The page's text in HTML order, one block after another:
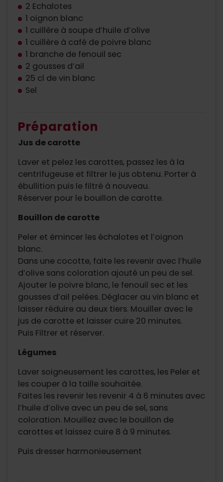
2 Echalotes
1 oignon blanc
1 cuillère à soupe d’huile d’olive
1 cuillère à café de poivre blanc
1 branche de fenouil sec
2 gousses d’ail
25 cl de vin blanc
Sel
Préparation
Jus de carotte
Laver et pelez les carottes, passez les à la
centrifugeuse et filtrer le jus obtenu. Porter à
ébullition puis le filtré à nouveau.
Réserver pour le bouillon de carotte.
Bouillon de carotte
Peler et émincer les échalotes et l’oignon
blanc.
Dans une cocotte, faite les revenir avec l’huile
d’olive sans coloration ajouté un peu de sel.
Ajouter le poivre blanc, le fenouil sec et les
gousses d’ail pelées. Déglacer au vin blanc et
laisser réduire au deux tiers. Mouiller avec le
jus de carotte et laisser cuire 20 minutes.
Puis Filtrer et réserver.
Légumes
Laver soigneusement les carottes, les Peler et
les couper à la taille souhaitée.
Faites les revenir les revenir 4 à 6 minutes avec
l’huile d’olive avec un peu de sel, sans
coloration. Mouillez avec le bouillon de
carottes et laissez cuire 8 à 9 minutes.
Puis dresser harmonieusement